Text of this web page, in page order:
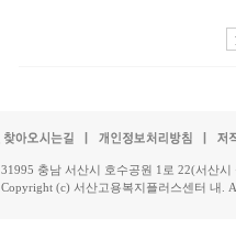
31995 충남 서산시 호수공원 1로 22(서산
Copyright (c) 서산고용복지플러스센터 내.